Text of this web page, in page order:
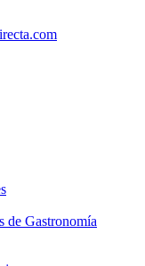
de Gastronomía